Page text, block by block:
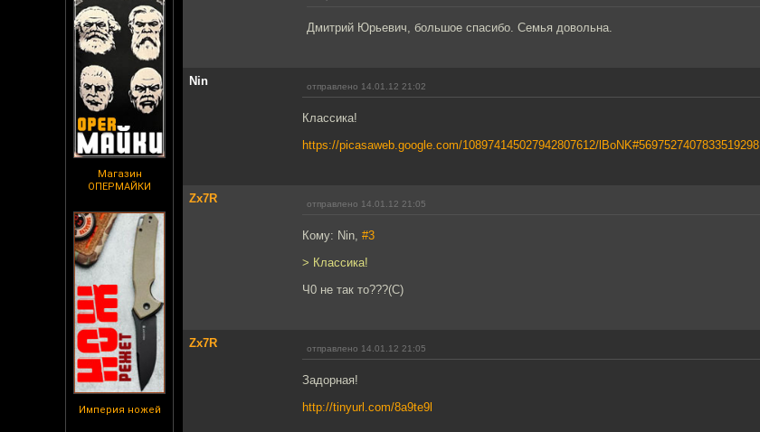
Магазин
ОПЕРМАЙКИ
Империя ножей
Дмитрий Юрьевич, большое спасибо. Семья довольна.
Nin отправлено 14.01.12 21:02
Классика!
https://picasaweb.google.com/108974145027942807612/lBoNK#5697527407833519298
Zx7R отправлено 14.01.12 21:05
Кому: Nin, #3
> Классика!
Ч0 не так то???(С)
Zx7R отправлено 14.01.12 21:05
Задорная!
http://tinyurl.com/8a9te9l